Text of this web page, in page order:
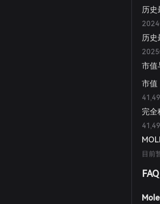
历史
2024
历史
2025
市值
市值
完全
目前
FAQ